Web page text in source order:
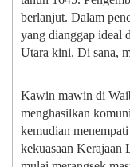
berlanjut. Dalam
yang dianggap ideal
Utara kini. Di sana,
Kawin mawin di
menghasilkan
kemudian
kekuasaan Kerajaan